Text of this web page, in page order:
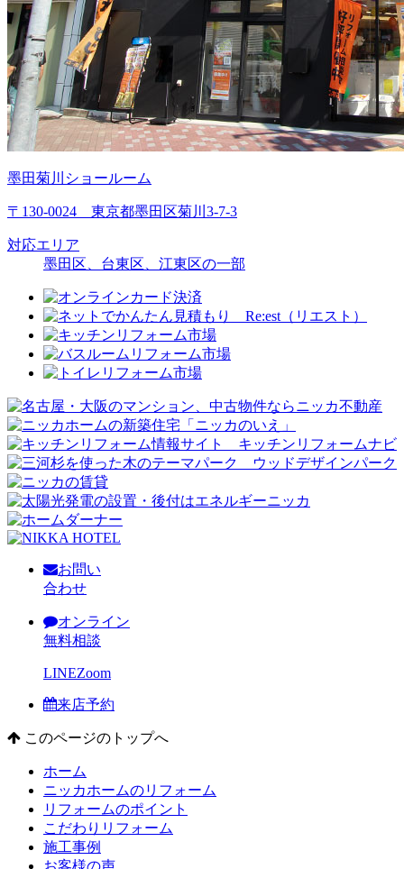
墨田菊川ショールーム
〒130-0024 東京都墨田区菊川3-7-3
対応エリア
墨田区、台東区、江東区の一部
お問い
合わせ
オンライン
無料相談
LINEZoom
来店予約
このページのトップへ
ホーム
ニッカホームのリフォーム
リフォームのポイント
こだわりリフォーム
施工事例
お客様の声